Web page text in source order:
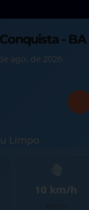
16 km/h